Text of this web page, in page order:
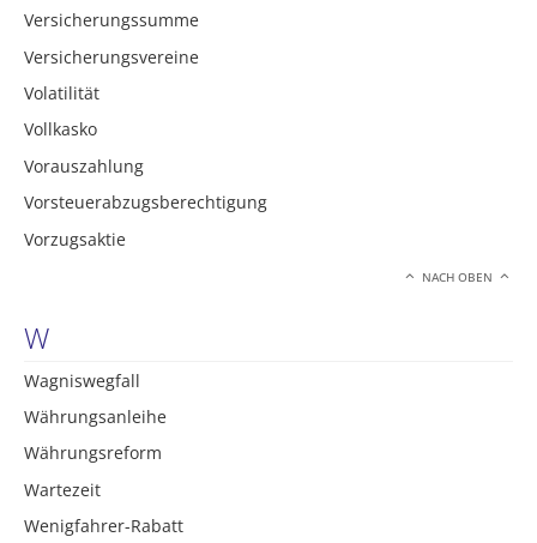
Versicherungssumme
Versicherungsvereine
Volatilität
Vollkasko
Vorauszahlung
Vorsteuerabzugsberechtigung
Vorzugsaktie
NACH OBEN
W
Wagniswegfall
Währungsanleihe
Währungsreform
Wartezeit
Wenigfahrer-Rabatt